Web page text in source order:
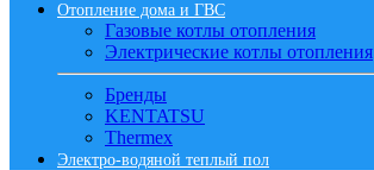
Отопление дома и ГВС
Газовые котлы отопления
Электрические котлы отопления
Бренды
KENTATSU
Thermex
Электро-водяной теплый пол